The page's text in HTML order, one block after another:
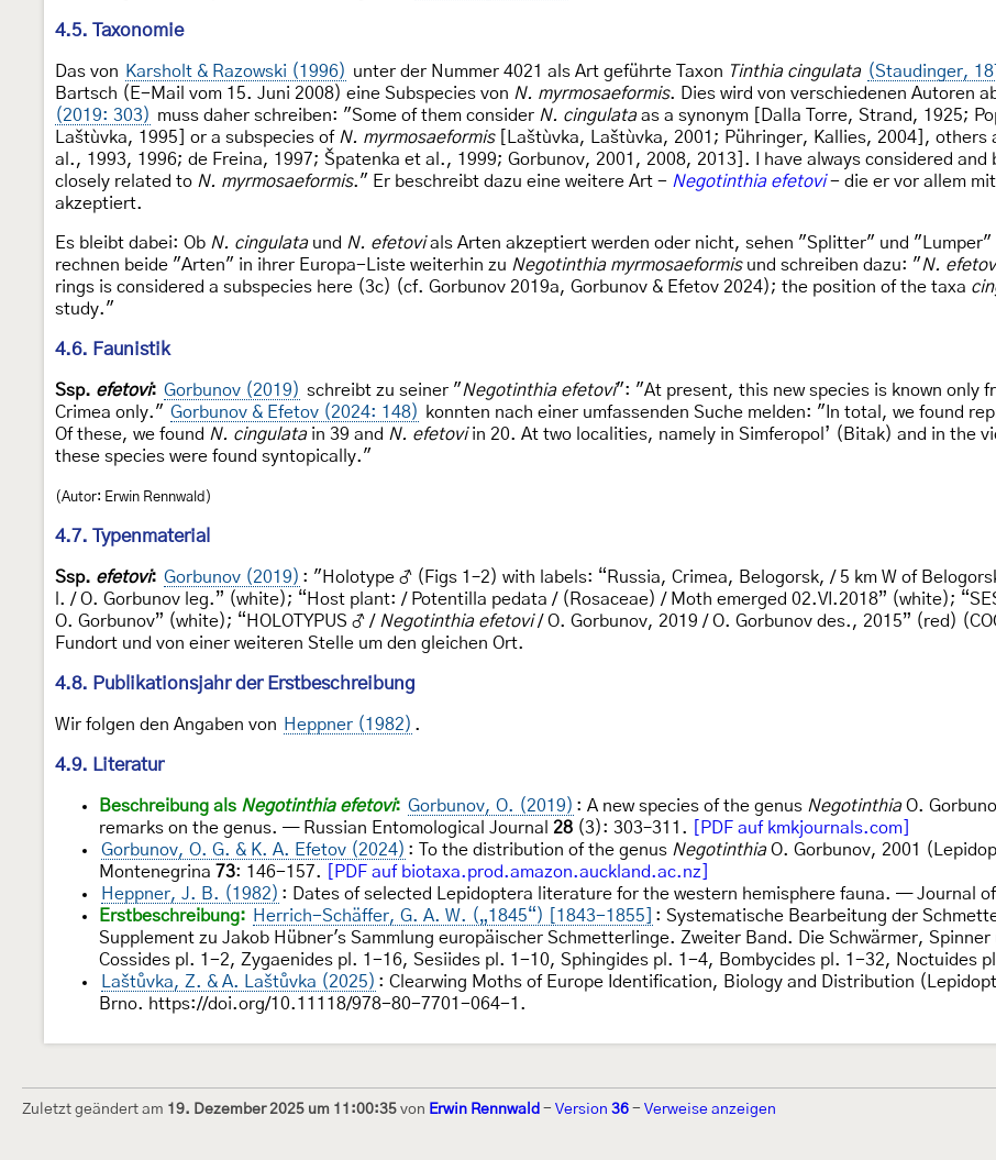
4.5. Taxonomie
Das von Karsholt & Razowski (1996) unter der Nummer 4021 als Art geführte Taxon Tinthia cingulata (Staudinger,
Bartsch (E-Mail vom 15. Juni 2008) eine Subspecies von N. myrmosaeformis. Dies wird von verschiedenen Autoren
(2019: 303) muss daher schreiben: "Some of them consider N. cingulataas a synonym [Dalla Torre, Strand, 1925;
Laštùvka, 1995] or a subspecies of N. myrmosaeformis[Laštùvka, Laštùvka, 2001; Pühringer, Kallies, 2004], others
al., 1993, 1996; de Freina, 1997; Špatenka et al., 1999; Gorbunov, 2001, 2008, 2013]. I have always considered and
closely related to N. myrmosaeformis." Er beschreibt dazu eine weitere Art - Negotinthia efetovi- die er vor allem mit
akzeptiert.
Es bleibt dabei: Ob N. cingulataund N. efetovials Arten akzeptiert werden oder nicht, sehen "Splitter" und "Lumper"
rechnen beide "Arten" in ihrer Europa-Liste weiterhin zu Negotinthia myrmosaeformisund schreiben dazu: "N.
rings is considered a subspecies here (3c) (cf. Gorbunov 2019a, Gorbunov & Efetov 2024); the position of the taxa
study."
4.6. Faunistik
Ssp. efetovi: Gorbunov (2019) schreibt zu seiner "Negotinthia efetovi": "At present, this new species is known only
Crimea only." Gorbunov & Efetov (2024: 148)
konnten nach einer umfassenden Suche melden: "In total, we found
Of these, we found N. cingulatain 39 and N. efetoviin 20. At two localities, namely in Simferopol’ (Bitak) and in the
these species were found syntopically."
(Autor: Erwin Rennwald)
4.7. Typenmaterial
Ssp. efetovi: Gorbunov (2019) : "Holotype ♂ (Figs 1–2) with labels: “Russia, Crimea, Belogorsk, / 5 km W of
l. / O. Gorbunov leg.” (white); “Host plant: / Potentilla pedata / (Rosaceae) / Moth emerged 02.VI.2018” (white);
O. Gorbunov” (white); “HOLOTYPUS ♂ / Negotinthia efetovi/ O. Gorbunov, 2019 / O. Gorbunov des., 2015” (red)
Fundort und von einer weiteren Stelle um den gleichen Ort.
4.8. Publikationsjahr der Erstbeschreibung
Wir folgen den Angaben von Heppner (1982) .
4.9. Literatur
Beschreibung als Negotinthia efetovi: Gorbunov, O. (2019) : A new species of the genus NegotinthiaO.
remarks on the genus. — Russian Entomological Journal 28 (3): 303–311.
[PDF auf kmkjournals.com]
Gorbunov, O. G. & K. A. Efetov (2024) : To the distribution of the genus NegotinthiaO. Gorbunov, 2001
Montenegrina 73: 146-157.
[PDF auf biotaxa.prod.amazon.auckland.ac.nz]
Heppner, J. B. (1982) : Dates of selected Lepidoptera literature for the western hemisphere fauna. — Journal
Erstbeschreibung: Herrich-Schäffer, G. A. W. („1845“) [1843-1855]
: Systematische Bearbeitung der
Supplement zu Jakob Hübner's Sammlung europäischer Schmetterlinge. Zweiter Band. Die Schwärmer,
Cossides pl. 1-2, Zygaenides pl. 1-16, Sesiides pl. 1-10, Sphingides pl. 1-4, Bombycides pl. 1-32, Noctuides
Laštůvka, Z. & A. Laštůvka (2025) : Clearwing Moths of Europe Identification, Biology and Distribution
Brno. https://doi.org/10.11118/978-80-7701-064-1.
Zuletzt geändert am 19. Dezember 2025 um 11:00:35 von Erwin Rennwald - Version 36 - Verweise anzeigen